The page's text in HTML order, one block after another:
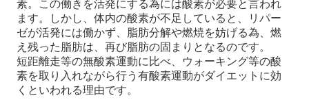
素。この働きを活発にする為には酸素が必要と言われ
ます。しかし、体内の酸素が不足していると、リパー
ゼが活発には働かず、脂肪分解や燃焼を妨げる為、燃
え残った脂肪は、再び脂肪の固まりとなるのです。
短距離走等の無酸素運動に比べ、ウォーキング等の酸
素を取り入れながら行う有酸素運動がダイエットに効
くといわれる理由です。